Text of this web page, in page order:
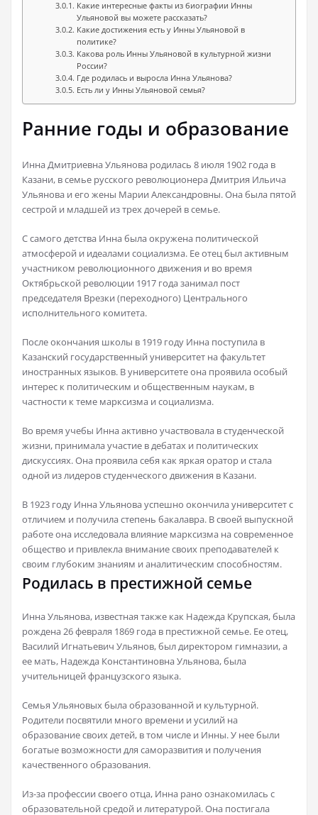
Какие интересные факты из биографии Инны
Ульяновой вы можете рассказать?
Какие достижения есть у Инны Ульяновой в
политике?
Какова роль Инны Ульяновой в культурной жизни
России?
Где родилась и выросла Инна Ульянова?
Есть ли у Инны Ульяновой семья?
Ранние годы и образование
Инна Дмитриевна Ульянова родилась 8 июля 1902 года в
Казани, в семье русского революционера Дмитрия Ильича
Ульянова и его жены Марии Александровны. Она была пятой
сестрой и младшей из трех дочерей в семье.
С самого детства Инна была окружена политической
атмосферой и идеалами социализма. Ее отец был активным
участником революционного движения и во время
Октябрьской революции 1917 года занимал пост
председателя Врезки (переходного) Центрального
исполнительного комитета.
После окончания школы в 1919 году Инна поступила в
Казанский государственный университет на факультет
иностранных языков. В университете она проявила особый
интерес к политическим и общественным наукам, в
частности к теме марксизма и социализма.
Во время учебы Инна активно участвовала в студенческой
жизни, принимала участие в дебатах и политических
дискуссиях. Она проявила себя как яркая оратор и стала
одной из лидеров студенческого движения в Казани.
В 1923 году Инна Ульянова успешно окончила университет с
отличием и получила степень бакалавра. В своей выпускной
работе она исследовала влияние марксизма на современное
общество и привлекла внимание своих преподавателей к
своим глубоким знаниям и аналитическим способностям.
Родилась в престижной семье
Инна Ульянова, известная также как Надежда Крупская, была
рождена 26 февраля 1869 года в престижной семье. Ее отец,
Василий Игнатьевич Ульянов, был директором гимназии, а
ее мать, Надежда Константиновна Ульянова, была
учительницей французского языка.
Семья Ульяновых была образованной и культурной.
Родители посвятили много времени и усилий на
образование своих детей, в том числе и Инны. У нее были
богатые возможности для саморазвития и получения
качественного образования.
Из-за профессии своего отца, Инна рано ознакомилась с
образовательной средой и литературой. Она постигала